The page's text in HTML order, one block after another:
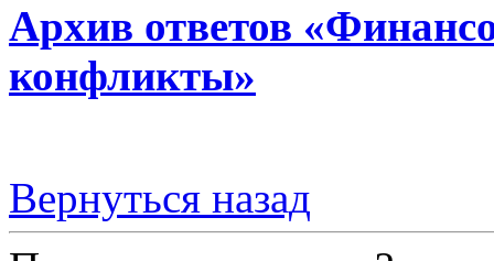
Архив ответов
конфликты»
Вернуться назад